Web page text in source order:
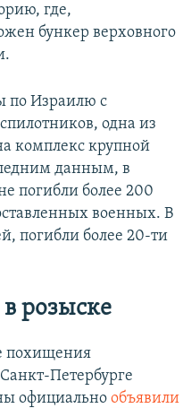
где,
бункер верховного
по Израилю с
одна из
комплекс крупной
данным, в
погибли более 200
военных. В
погибли более 20-ти
розыске
похищения
Петербурге
официально объявили